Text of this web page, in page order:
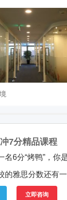
7分精品课程
6分“烤鸭”，你
的雅思分数还有
立即咨询